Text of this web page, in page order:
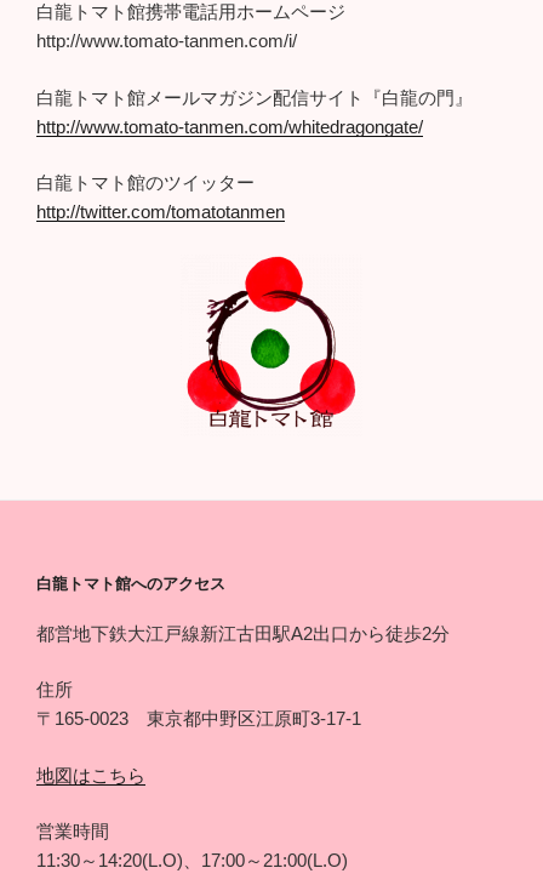
白龍トマト館携帯電話用ホームページ
http://www.tomato-tanmen.com/i/
白龍トマト館メールマガジン配信サイト『白龍の門』
http://www.tomato-tanmen.com/whitedragongate/
白龍トマト館のツイッター
http://twitter.com/tomatotanmen
白龍トマト館へのアクセス
都営地下鉄大江戸線新江古田駅A2出口から徒歩2分
住所
〒165-0023 東京都中野区江原町3-17-1
地図はこちら
営業時間
11:30～14:20(L.O)、17:00～21:00(L.O)